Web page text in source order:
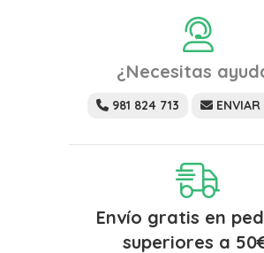
¿Necesitas
981 824 713 ENVIAR
Envío gratis en
superiores a 50